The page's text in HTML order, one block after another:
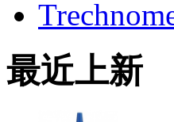
最近上新